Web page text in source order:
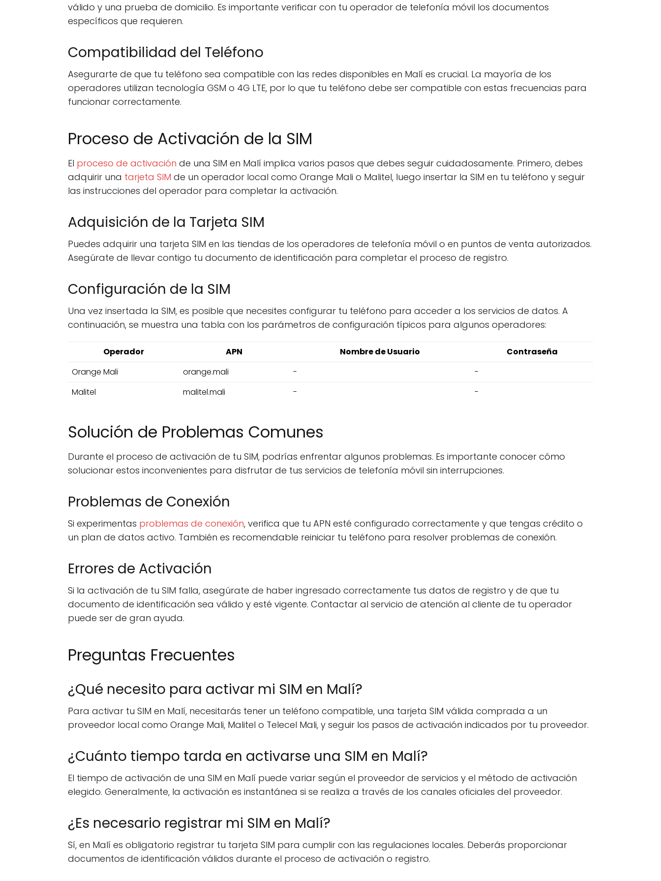
válido y una prueba de domicilio. Es importante verificar con tu operador de telefonía móvil los documentos
específicos que requieren.
Compatibilidad del Teléfono
Asegurarte de que tu teléfono sea compatible con las redes disponibles en Malí es crucial. La mayoría de los
operadores utilizan tecnología GSM o 4G LTE, por lo que tu teléfono debe ser compatible con estas frecuencias para
funcionar correctamente.
Proceso de Activación de la SIM
El proceso de activación de una SIM en Malí implica varios pasos que debes seguir cuidadosamente. Primero, debes
adquirir una tarjeta SIM de un operador local como Orange Mali o Malitel, luego insertar la SIM en tu teléfono y seguir
las instrucciones del operador para completar la activación.
Adquisición de la Tarjeta SIM
Puedes adquirir una tarjeta SIM en las tiendas de los operadores de telefonía móvil o en puntos de venta autorizados.
Asegúrate de llevar contigo tu documento de identificación para completar el proceso de registro.
Configuración de la SIM
Una vez insertada la SIM, es posible que necesites configurar tu teléfono para acceder a los servicios de datos. A
continuación, se muestra una tabla con los parámetros de configuración típicos para algunos operadores:
Operador APN Nombre de Usuario
Contraseña
Orange Mali
orange.mali -
-
Malitel
malitel.mali - -
Solución de Problemas Comunes
Durante el proceso de activación de tu SIM, podrías enfrentar algunos problemas. Es importante conocer cómo
solucionar estos inconvenientes para disfrutar de tus servicios de telefonía móvil sin interrupciones.
Problemas de Conexión
Si experimentas problemas de conexión, verifica que tu APN esté configurado correctamente y que tengas crédito o
un plan de datos activo. También es recomendable reiniciar tu teléfono para resolver problemas de conexión.
Errores de Activación
Si la activación de tu SIM falla, asegúrate de haber ingresado correctamente tus datos de registro y de que tu
documento de identificación sea válido y esté vigente. Contactar al servicio de atención al cliente de tu operador
puede ser de gran ayuda.
Preguntas Frecuentes
¿Qué necesito para activar mi SIM en Malí?
Para activar tu SIM en Malí, necesitarás tener un teléfono compatible, una tarjeta SIM válida comprada a un
proveedor local como Orange Mali, Malitel o Telecel Mali, y seguir los pasos de activación indicados por tu proveedor.
¿Cuánto tiempo tarda en activarse una SIM en Malí?
El tiempo de activación de una SIM en Malí puede variar según el proveedor de servicios y el método de activación
elegido. Generalmente, la activación es instantánea si se realiza a través de los canales oficiales del proveedor.
¿Es necesario registrar mi SIM en Malí?
Sí, en Malí es obligatorio registrar tu tarjeta SIM para cumplir con las regulaciones locales. Deberás proporcionar
documentos de identificación válidos durante el proceso de activación o registro.